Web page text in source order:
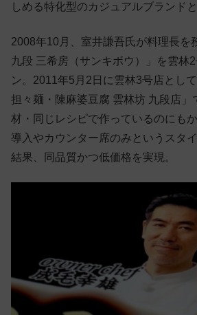
しめる特化型のカジュアルブランド
2008年10月、室井謙吾氏が料理長を
九段 三希房（サンキボウ）」を雲林
ン。2011年5月2日に雲林3号店とし
担々麺・陳麻婆豆腐 雲林坊 九段店」
材・同じレシピで作っているのにも
導入やカウンター席のみというスタ
結果、同品質かつ低価格を実現。